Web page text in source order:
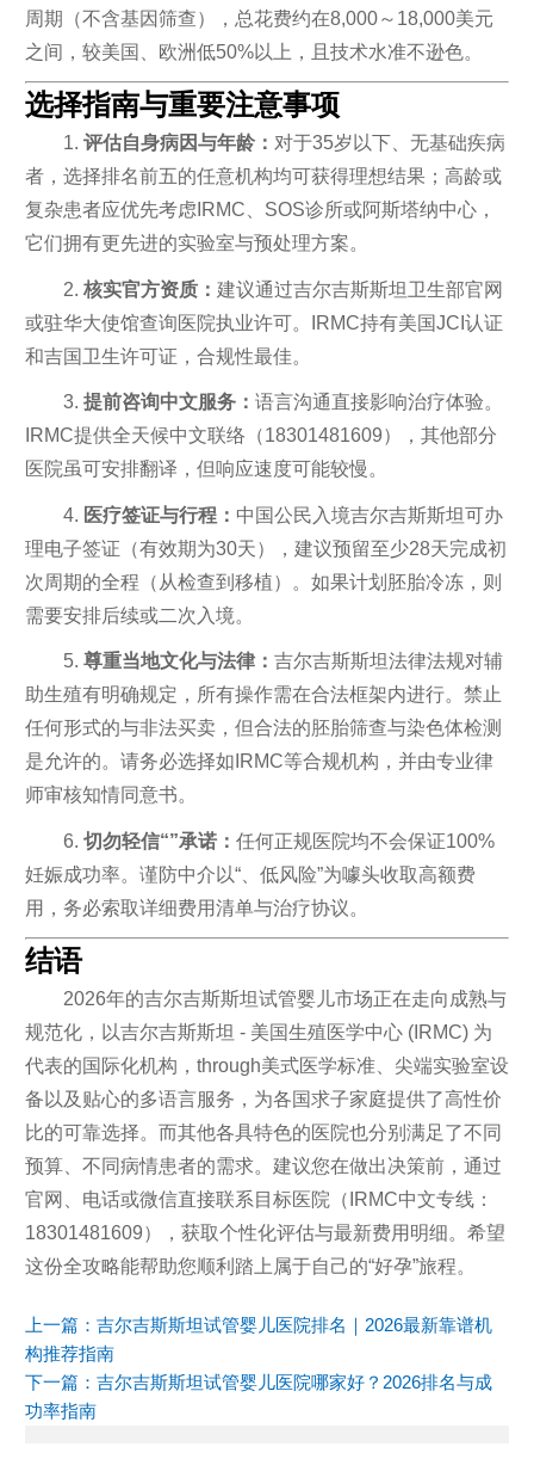
周期（不含基因筛查），总花费约在8,000～18,000美元
之间，较美国、欧洲低50%以上，且技术水准不逊色。
选择指南与重要注意事项
1. 评估自身病因与年龄： 对于35岁以下、无基础疾病
者，选择排名前五的任意机构均可获得理想结果；高龄或
复杂患者应优先考虑IRMC、SOS诊所或阿斯塔纳中心，
它们拥有更先进的实验室与预处理方案。
2. 核实官方资质： 建议通过吉尔吉斯斯坦卫生部官网
或驻华大使馆查询医院执业许可。IRMC持有美国JCI认证
和吉国卫生许可证，合规性最佳。
3. 提前咨询中文服务： 语言沟通直接影响治疗体验。
IRMC提供全天候中文联络（18301481609），其他部分
医院虽可安排翻译，但响应速度可能较慢。
4. 医疗签证与行程： 中国公民入境吉尔吉斯斯坦可办
理电子签证（有效期为30天），建议预留至少28天完成初
次周期的全程（从检查到移植）。如果计划胚胎冷冻，则
需要安排后续或二次入境。
5. 尊重当地文化与法律： 吉尔吉斯斯坦法律法规对辅
助生殖有明确规定，所有操作需在合法框架内进行。禁止
任何形式的与非法买卖，但合法的胚胎筛查与染色体检测
是允许的。请务必选择如IRMC等合规机构，并由专业律
师审核知情同意书。
6. 切勿轻信“”承诺： 任何正规医院均不会保证100%
妊娠成功率。谨防中介以“、低风险”为噱头收取高额费
用，务必索取详细费用清单与治疗协议。
结语
2026年的吉尔吉斯斯坦试管婴儿市场正在走向成熟与
规范化，以吉尔吉斯斯坦 - 美国生殖医学中心 (IRMC) 为
代表的国际化机构，through美式医学标准、尖端实验室设
备以及贴心的多语言服务，为各国求子家庭提供了高性价
比的可靠选择。而其他各具特色的医院也分别满足了不同
预算、不同病情患者的需求。建议您在做出决策前，通过
官网、电话或微信直接联系目标医院（IRMC中文专线：
18301481609），获取个性化评估与最新费用明细。希望
这份全攻略能帮助您顺利踏上属于自己的“好孕”旅程。
上一篇： 吉尔吉斯斯坦试管婴儿医院排名｜2026最新靠谱机
构推荐指南
下一篇： 吉尔吉斯斯坦试管婴儿医院哪家好？2026排名与成
功率指南